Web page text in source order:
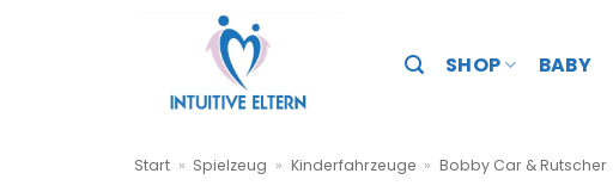
SHOP BABY
Start » Spielzeug » Kinderfahrzeuge » Bobby Car & Rutscher